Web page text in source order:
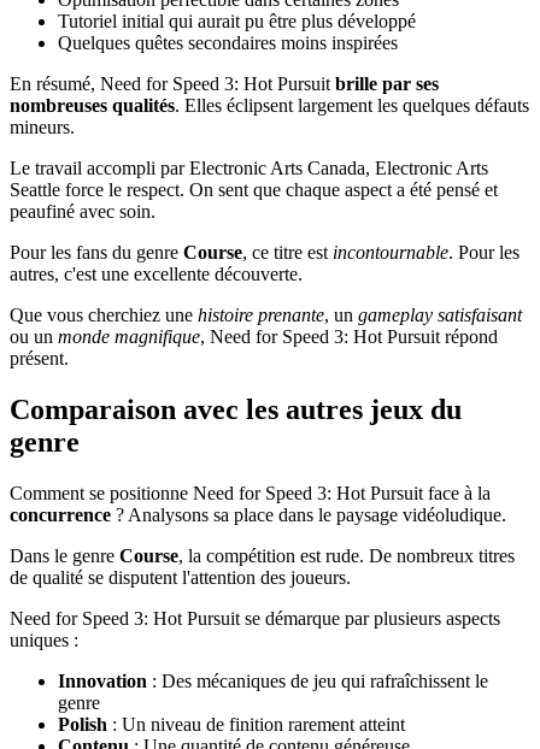
Tutoriel initial qui aurait pu être plus développé
Quelques quêtes secondaires moins inspirées
En résumé, Need for Speed 3: Hot Pursuit brille par ses
nombreuses qualités. Elles éclipsent largement les quelques défauts
mineurs.
Le travail accompli par Electronic Arts Canada, Electronic Arts
Seattle force le respect. On sent que chaque aspect a été pensé et
peaufiné avec soin.
Pour les fans du genre Course, ce titre est incontournable. Pour les
autres, c'est une excellente découverte.
Que vous cherchiez une histoire prenante, un gameplay satisfaisant
ou un monde magnifique, Need for Speed 3: Hot Pursuit répond
présent.
Comparaison avec les autres jeux du
genre
Comment se positionne Need for Speed 3: Hot Pursuit face à la
concurrence ? Analysons sa place dans le paysage vidéoludique.
Dans le genre Course, la compétition est rude. De nombreux titres
de qualité se disputent l'attention des joueurs.
Need for Speed 3: Hot Pursuit se démarque par plusieurs aspects
uniques :
Innovation : Des mécaniques de jeu qui rafraîchissent le
genre
Polish : Un niveau de finition rarement atteint